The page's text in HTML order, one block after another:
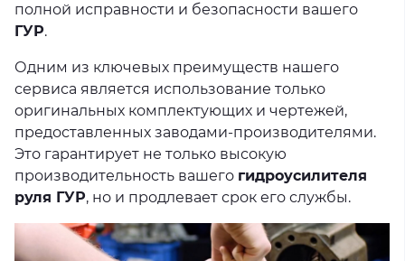
полной исправности и безопасности вашего
ГУР.
Одним из ключевых преимуществ нашего
сервиса является использование только
оригинальных комплектующих и чертежей,
предоставленных заводами-производителями.
Это гарантирует не только высокую
производительность вашего гидроусилителя
руля ГУР, но и продлевает срок его службы.